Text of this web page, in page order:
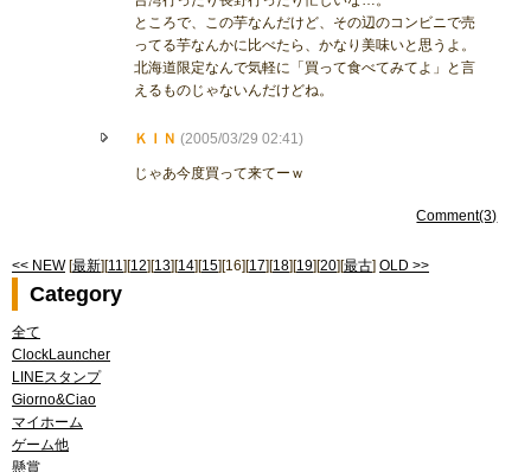
ところで、この芋なんだけど、その辺のコンビニで売
ってる芋なんかに比べたら、かなり美味いと思うよ。
北海道限定なんで気軽に「買って食べてみてよ」と言
えるものじゃないんだけどね。
ＫＩＮ (2005/03/29 02:41)
じゃあ今度買って来てーｗ
Comment(3)
<< NEW[最新][11][12][13][14][15][16][17][18][19][20][最古] OLD >>
Category
全て
ClockLauncher
LINEスタンプ
Giorno&Ciao
マイホーム
ゲーム他
懸賞